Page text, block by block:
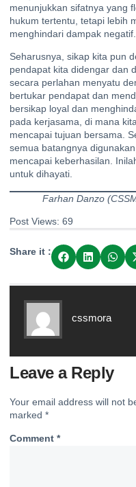
menunjukkan sifatnya yang
hukum tertentu, tetapi lebih
menghindari dampak negatif.
Seharusnya, sikap kita pun
pendapat kita didengar dan
secara perlahan menyatu
bertukar pendapat dan
bersikap loyal dan
pada kerjasama, di mana
mencapai tujuan bersama.
semua batangnya
mencapai keberhasilan.
untuk dihayati.
Farhan Danzo
Post Views: 69
Share it :
cssmora
Leave a Reply
Your email address will not
marked *
Comment *